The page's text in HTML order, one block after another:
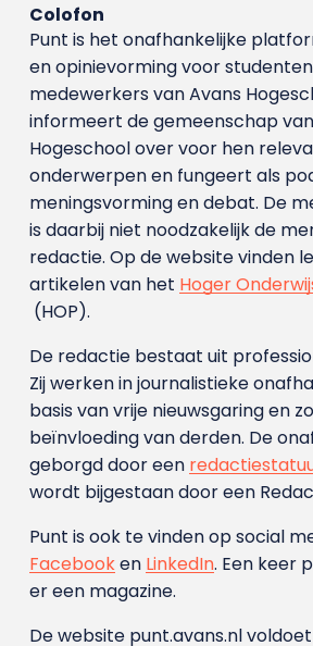
Colofon
Punt is het onafhankelijke
en opinievorming voor
medewerkers van Avans
informeert de gemeenschap
Hogeschool over voor hen
onderwerpen en fungeert als
meningsvorming en debat. De
is daarbij niet noodzakelijk de
redactie. Op de website vinden
artikelen van het Hoger
(HOP).
De redactie bestaat uit
Zij werken in journalistieke
basis van vrije nieuwsgaring en
beïnvloeding van derden. De
geborgd door een
wordt bijgestaan door een
Punt is ook te vinden op social
Facebooken LinkedIn. Een keer
er een magazine.
De website punt.avans.nl